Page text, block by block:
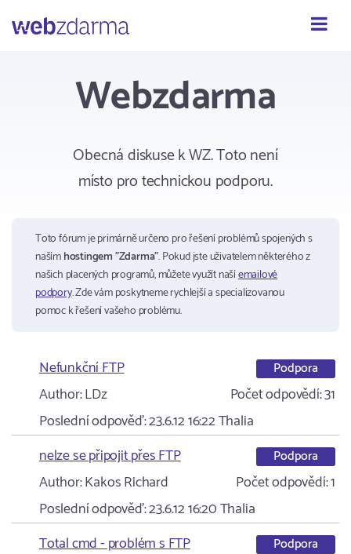
Webzdarma
Obecná diskuse k WZ. Toto není
místo pro technickou podporu.
Toto fórum je primárně určeno pro řešení problémů spojených s
našímhostingem "Zdarma". Pokud jste uživatelem některého z
našich placených programů, můžete využít našíemailové
podpory. Zde vám poskytneme rychlejší a specializovanou
pomoc k řešení vašeho problému.
Nefunkční FTP Podpora
Author:LDz Počet odpovědí:31
Poslední odpověď:23.6.12 16:22Thalia
nelze se připojit přes FTP
Podpora
Author:Kakos Richard Počet odpovědí:1
Poslední odpověď:23.6.12 16:20Thalia
Total cmd - problém s FTP
Podpora